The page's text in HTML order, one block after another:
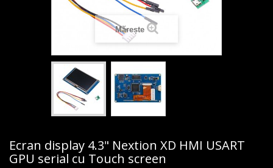
Mărește
Ecran display 4.3" Nextion XD HMI USART
GPU serial cu Touch screen